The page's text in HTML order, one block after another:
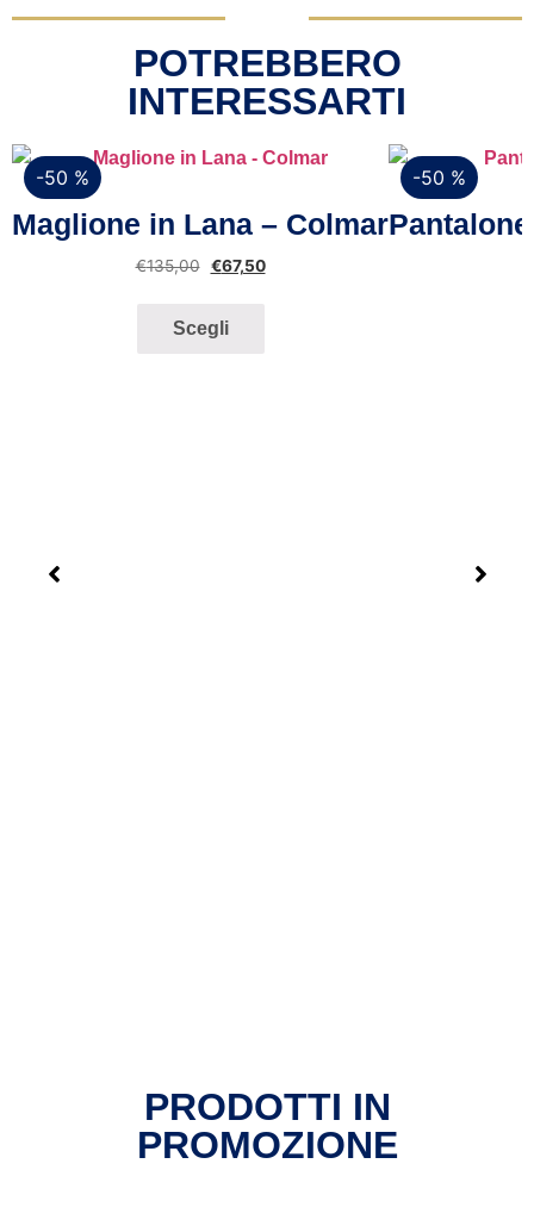
POTREBBERO
INTERESSARTI
-50 %
Maglione in Lana – Colmar
€135,00 €67,50
Scegli
-50 %
PRODOTTI IN
PROMOZIONE